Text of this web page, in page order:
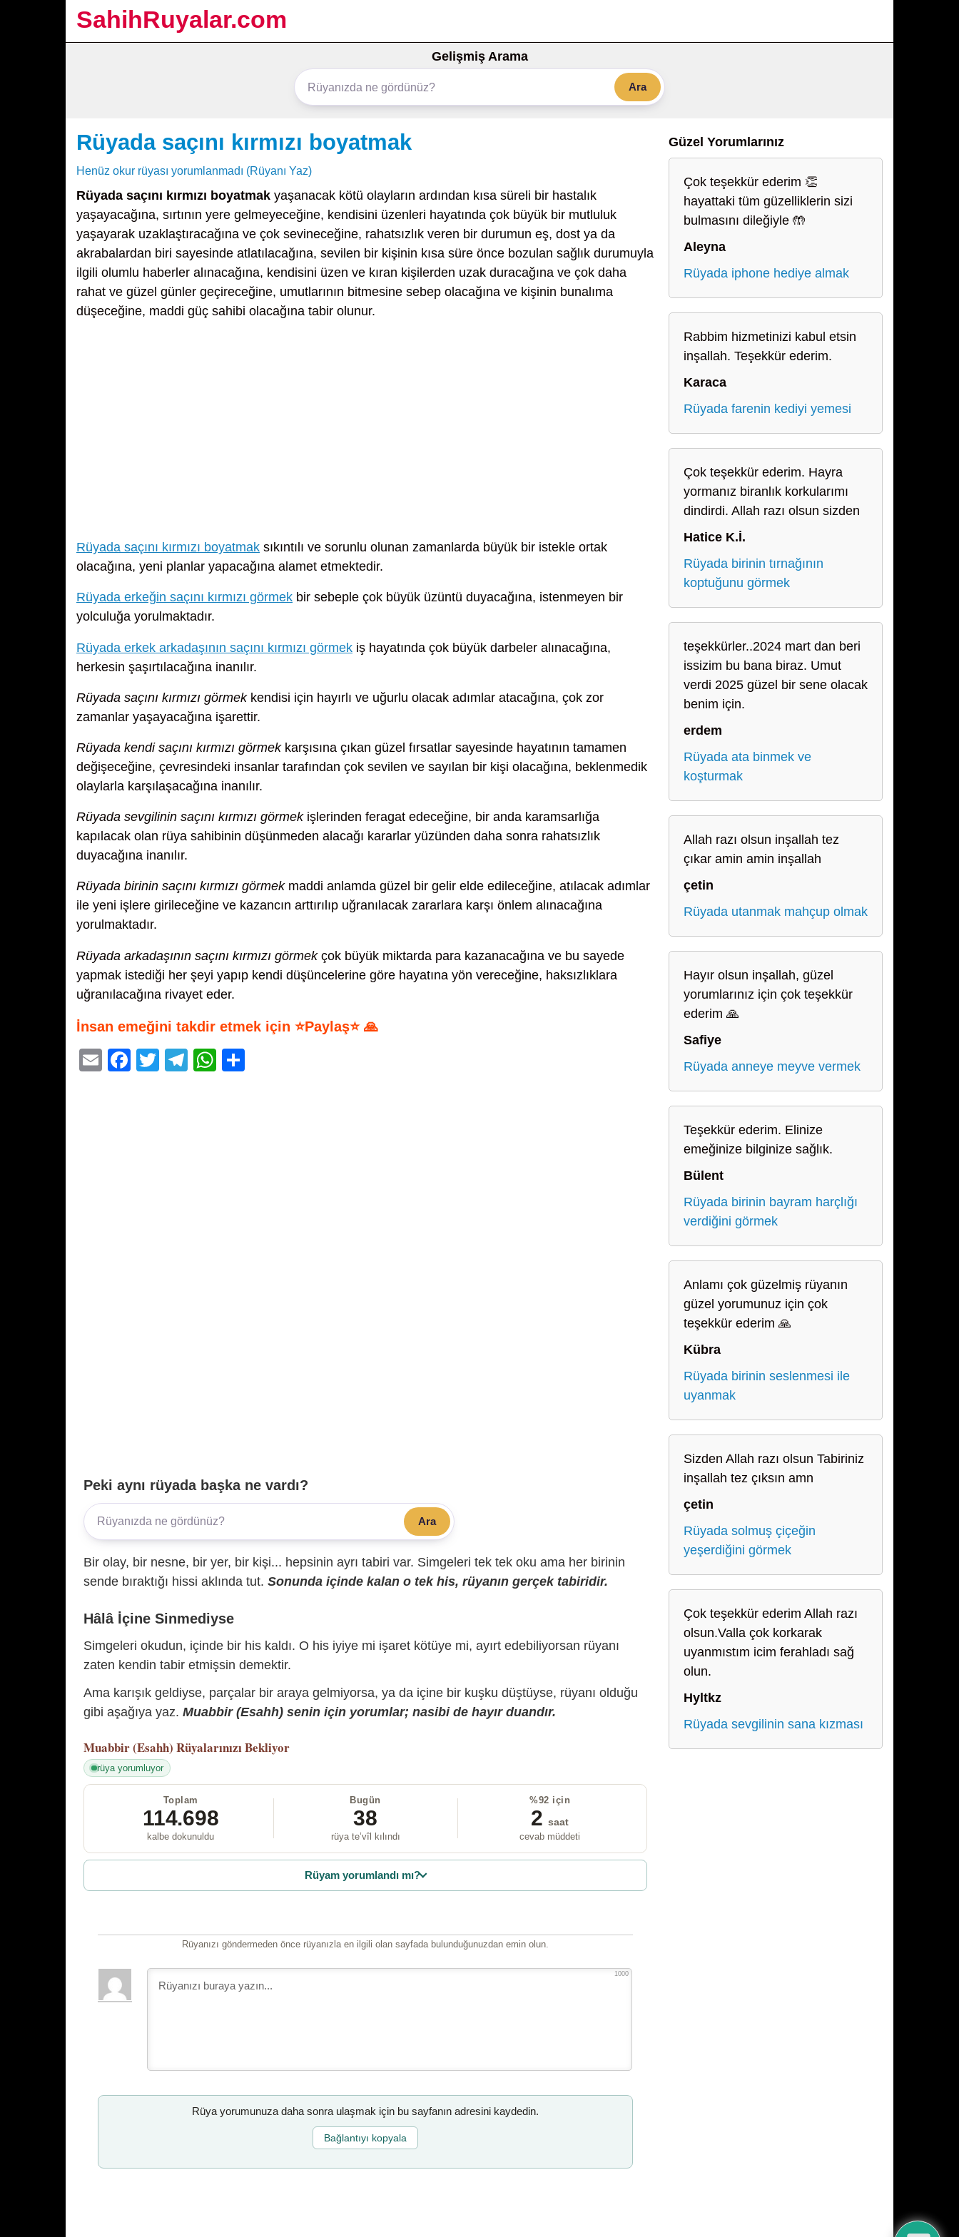
SahihRuyalar.com
Gelişmiş Arama
Ara
Rüyada saçını kırmızı boyatmak
Henüz okur rüyası yorumlanmadı (Rüyanı Yaz)
Rüyada saçını kırmızı boyatmak yaşanacak kötü olayların ardından kısa süreli bir hastalık
yaşayacağına, sırtının yere gelmeyeceğine, kendisini üzenleri hayatında çok büyük bir mutluluk
yaşayarak uzaklaştıracağına ve çok sevineceğine, rahatsızlık veren bir durumun eş, dost ya da
akrabalardan biri sayesinde atlatılacağına, sevilen bir kişinin kısa süre önce bozulan sağlık durumuyla
ilgili olumlu haberler alınacağına, kendisini üzen ve kıran kişilerden uzak duracağına ve çok daha
rahat ve güzel günler geçireceğine, umutlarının bitmesine sebep olacağına ve kişinin bunalıma
düşeceğine, maddi güç sahibi olacağına tabir olunur.
Rüyada saçını kırmızı boyatmak sıkıntılı ve sorunlu olunan zamanlarda büyük bir istekle ortak
olacağına, yeni planlar yapacağına alamet etmektedir.
Rüyada erkeğin saçını kırmızı görmek bir sebeple çok büyük üzüntü duyacağına, istenmeyen bir
yolculuğa yorulmaktadır.
Rüyada erkek arkadaşının saçını kırmızı görmek iş hayatında çok büyük darbeler alınacağına,
herkesin şaşırtılacağına inanılır.
Rüyada saçını kırmızı görmekkendisi için hayırlı ve uğurlu olacak adımlar atacağına, çok zor
zamanlar yaşayacağına işarettir.
Rüyada kendi saçını kırmızı görmekkarşısına çıkan güzel fırsatlar sayesinde hayatının tamamen
değişeceğine, çevresindeki insanlar tarafından çok sevilen ve sayılan bir kişi olacağına, beklenmedik
olaylarla karşılaşacağına inanılır.
Rüyada sevgilinin saçını kırmızı görmekişlerinden feragat edeceğine, bir anda karamsarlığa
kapılacak olan rüya sahibinin düşünmeden alacağı kararlar yüzünden daha sonra rahatsızlık
duyacağına inanılır.
Rüyada birinin saçını kırmızı görmekmaddi anlamda güzel bir gelir elde edileceğine, atılacak adımlar
ile yeni işlere girileceğine ve kazancın arttırılıp uğranılacak zararlara karşı önlem alınacağına
yorulmaktadır.
Rüyada arkadaşının saçını kırmızı görmekçok büyük miktarda para kazanacağına ve bu sayede
yapmak istediği her şeyi yapıp kendi düşüncelerine göre hayatına yön vereceğine, haksızlıklara
uğranılacağına rivayet eder.
İnsan emeğini takdir etmek için ⭐Paylaş⭐ 🙏
E
F
T
T
W
Peki aynı rüyada başka ne vardı?
Ara
Bir olay, bir nesne, bir yer, bir kişi... hepsinin ayrı tabiri var. Simgeleri tek tek oku ama her birinin
sende bıraktığı hissi aklında tut. Sonunda içinde kalan o tek his, rüyanın gerçek tabiridir.
Hâlâ İçine Sinmediyse
Simgeleri okudun, içinde bir his kaldı. O his iyiye mi işaret kötüye mi, ayırt edebiliyorsan rüyanı
zaten kendin tabir etmişsin demektir.
Ama karışık geldiyse, parçalar bir araya gelmiyorsa, ya da içine bir kuşku düştüyse, rüyanı olduğu
gibi aşağıya yaz. Muabbir (Esahh) senin için yorumlar; nasibi de hayır duandır.
Muabbir (Esahh) Rüyalarınızı Bekliyor
rüya yorumluyor
Toplam
114.698
kalbe dokunuldu
Bugün
38
rüya te’vîl kılındı
%92 için
2 saat
cevab müddeti
Rüyam yorumlandı mı?
Rüyanızı göndermeden önce rüyanızla en ilgili olan sayfada bulunduğunuzdan emin olun.
1000
Rüya yorumunuza daha sonra ulaşmak için bu sayfanın adresini kaydedin.
Bağlantıyı kopyala
Güzel Yorumlarınız
Çok teşekkür ederim 👏
hayattaki tüm güzelliklerin sizi
bulmasını dileğiyle 🤲
Aleyna
Rüyada iphone hediye almak
Rabbim hizmetinizi kabul etsin
inşallah. Teşekkür ederim.
Karaca
Rüyada farenin kediyi yemesi
Çok teşekkür ederim. Hayra
yormanız biranlık korkularımı
dindirdi. Allah razı olsun sizden
Hatice K.İ.
Rüyada birinin tırnağının
koptuğunu görmek
teşekkürler..2024 mart dan beri
issizim bu bana biraz. Umut
verdi 2025 güzel bir sene olacak
benim için.
erdem
Rüyada ata binmek ve
koşturmak
Allah razı olsun inşallah tez
çıkar amin amin inşallah
çetin
Rüyada utanmak mahçup olmak
Hayır olsun inşallah, güzel
yorumlarınız için çok teşekkür
ederim 🙏
Safiye
Rüyada anneye meyve vermek
Teşekkür ederim. Elinize
emeğinize bilginize sağlık.
Bülent
Rüyada birinin bayram harçlığı
verdiğini görmek
Anlamı çok güzelmiş rüyanın
güzel yorumunuz için çok
teşekkür ederim 🙏
Kübra
Rüyada birinin seslenmesi ile
uyanmak
Sizden Allah razı olsun Tabiriniz
inşallah tez çıksın amn
çetin
Rüyada solmuş çiçeğin
yeşerdiğini görmek
Çok teşekkür ederim Allah razı
olsun.Valla çok korkarak
uyanmıstım icim ferahladı sağ
olun.
Hyltkz
Rüyada sevgilinin sana kızması